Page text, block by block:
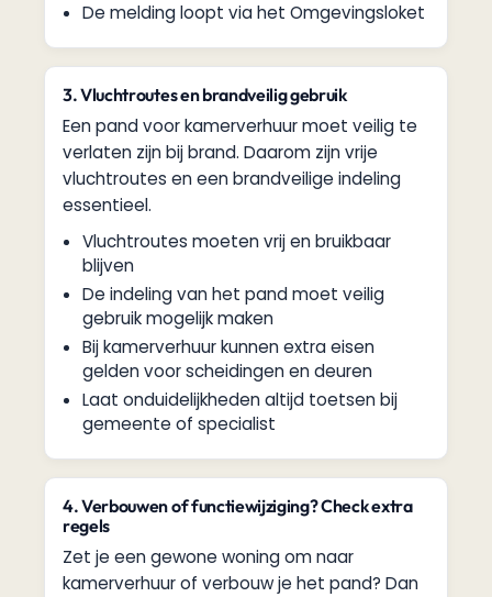
De melding loopt via het Omgevingsloket
3. Vluchtroutes en brandveilig gebruik
Een pand voor kamerverhuur moet veilig te
verlaten zijn bij brand. Daarom zijn vrije
vluchtroutes en een brandveilige indeling
essentieel.
Vluchtroutes moeten vrij en bruikbaar
blijven
De indeling van het pand moet veilig
gebruik mogelijk maken
Bij kamerverhuur kunnen extra eisen
gelden voor scheidingen en deuren
Laat onduidelijkheden altijd toetsen bij
gemeente of specialist
4. Verbouwen of functiewijziging? Check extra
regels
Zet je een gewone woning om naar
kamerverhuur of verbouw je het pand? Dan